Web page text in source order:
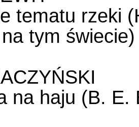
tematu rzeki
tym świecie)
na haju (B. E.